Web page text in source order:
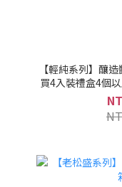
【輕純系列】釀
買4入裝禮盒4個
詢,